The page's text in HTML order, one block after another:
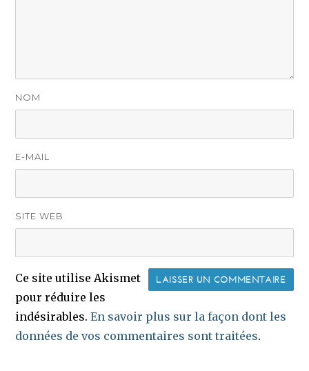
NOM
E-MAIL
SITE WEB
Ce site utilise Akismet
pour réduire les
indésirables.En savoir plus sur la façon dont les
données de vos commentaires sont traitées.